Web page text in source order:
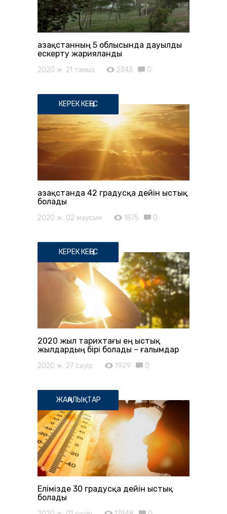
Қазақстанның 5 облысында дауылды
ескерту жарияланды
2020 ж. 21 тамыз 2343 0
КЕРЕК КЕҢЕС
Қазақстанда 42 градусқа дейін ыстық
болады
2020 ж. 02 маусым 1875 0
КЕРЕК КЕҢЕС
2020 жыл тарихтағы ең ыстық
жылдардың бірі болады – ғалымдар
2020 ж. 27 сәуір 1929 0
ЖАҢАЛЫҚТАР
Елімізде 30 градусқа дейін ыстық
болады